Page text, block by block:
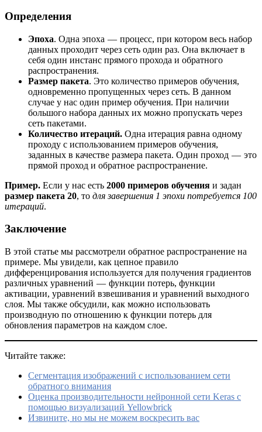
Определения
Эпоха. Одна эпоха — процесс, при котором весь набор
данных проходит через сеть один раз. Она включает в
себя один инстанс прямого прохода и обратного
распространения.
Размер пакета. Это количество примеров обучения,
одновременно пропущенных через сеть. В данном
случае у нас один пример обучения. При наличии
большого набора данных их можно пропускать через
сеть пакетами.
Количество итераций. Одна итерация равна одному
проходу с использованием примеров обучения,
заданных в качестве размера пакета. Один проход — это
прямой проход и обратное распространение.
Пример. Если у нас есть 2000 примеров обучения и задан
размер пакета 20, то для завершения 1 эпохи потребуется 100
итераций.
Заключение
В этой статье мы рассмотрели обратное распространение на
примере. Мы увидели, как цепное правило
дифференцирования используется для получения градиентов
различных уравнений — функции потерь, функции
активации, уравнений взвешивания и уравнений выходного
слоя. Мы также обсудили, как можно использовать
производную по отношению к функции потерь для
обновления параметров на каждом слое.
Читайте также:
Сегментация изображений с использованием сети
обратного внимания
Оценка производительности нейронной сети Keras с
помощью визуализаций Yellowbrick
Извините, но мы не можем воскресить вас